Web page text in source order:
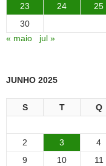
23
24 25
30
« maio
jul »
JUNHO 2025
S T Q
2
3 4
9
10 11